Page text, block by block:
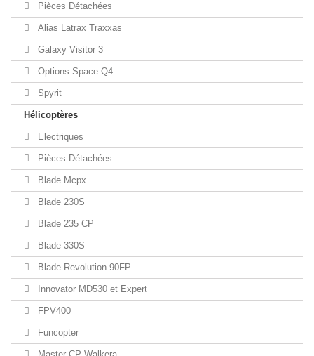
Pièces Détachées
Alias Latrax Traxxas
Galaxy Visitor 3
Options Space Q4
Spyrit
Hélicoptères
Electriques
Pièces Détachées
Blade Mcpx
Blade 230S
Blade 235 CP
Blade 330S
Blade Revolution 90FP
Innovator MD530 et Expert
FPV400
Funcopter